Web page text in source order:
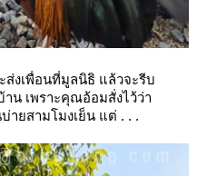
ส่งเพื่อนที่มูลนิธิ แล้วจะรีบ
น เพราะคุณอ้อมสั่งไว้ว่า
ายสามโมงเย็น แต่ . . .